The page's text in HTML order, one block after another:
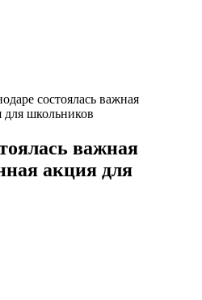
состоялась важная
для школьников
важная
акция для